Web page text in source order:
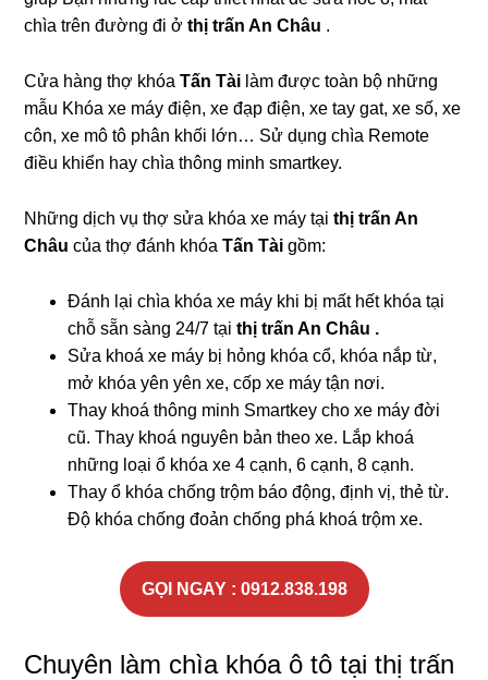
chìa trên đường đi ởthị trấn An Châu .
Cửa hàng thợ khóaTấn Tài làm được toàn bộ những
mẫu Khóa xe máy điện, xe đạp điện, xe tay gat, xe số, xe
côn, xe mô tô phân khối lớn… Sử dụng chìa Remote
điều khiển hay chìa thông minh smartkey.
Những dịch vụ thợ sửa khóa xe máy tạithị trấn An
Châucủa thợ đánh khóaTấn Tài gồm:
Đánh lại chìa khóa xe máy khi bị mất hết khóa tại
chỗ sẵn sàng 24/7 tạithị trấn An Châu .
Sửa khoá xe máy bị hỏng khóa cổ, khóa nắp từ,
mở khóa yên yên xe, cốp xe máy tận nơi.
Thay khoá thông minh Smartkey cho xe máy đời
cũ. Thay khoá nguyên bản theo xe. Lắp khoá
những loại ổ khóa xe 4 cạnh, 6 cạnh, 8 cạnh.
Thay ổ khóa chống trộm báo động, định vị, thẻ từ.
Độ khóa chống đoản chống phá khoá trộm xe.
GỌI NGAY : 0912.838.198
Chuyên làm chìa khóa ô tô tại thị trấn